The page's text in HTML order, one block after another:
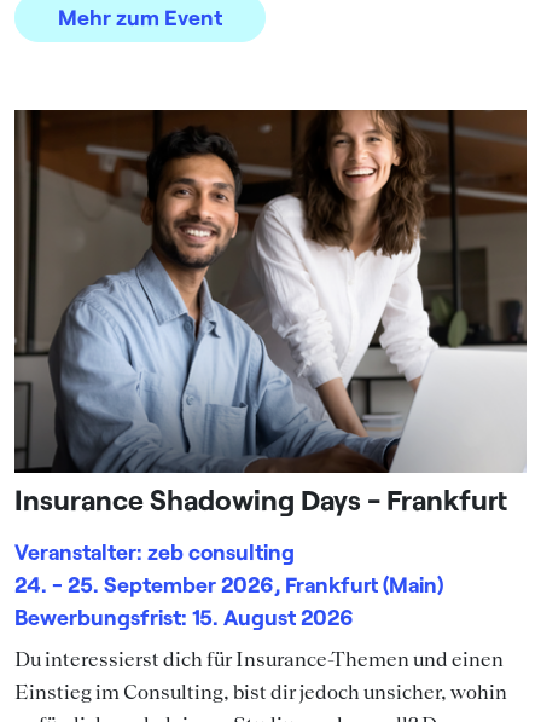
Mehr zum Event
Insurance Shadowing Days - Frankfurt
Veranstalter: zeb consulting
24. - 25. September 2026, Frankfurt (Main)
Bewerbungsfrist: 15. August 2026
Du interessierst dich für Insurance-Themen und einen
Einstieg im Consulting, bist dir jedoch unsicher, wohin